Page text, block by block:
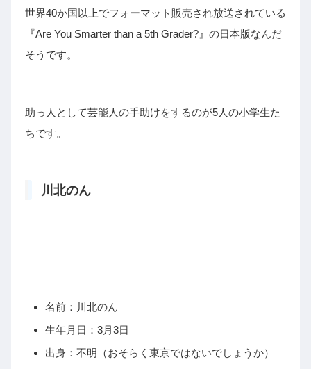
世界40か国以上でフォーマット販売され放送されている
『Are You Smarter than a 5th Grader?』の日本版なんだ
そうです。
助っ人として芸能人の手助けをするのが5人の小学生た
ちです。
川北のん
名前：川北のん
生年月日：3月3日
出身：不明（おそらく東京ではないでしょうか）